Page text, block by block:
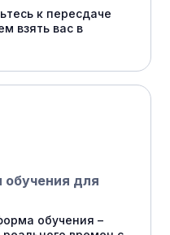
к пересдаче
взять вас в
для
обучения –